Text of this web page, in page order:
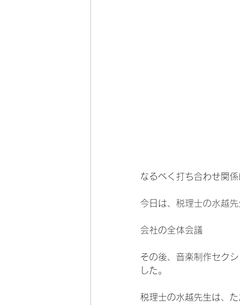
なるべく打ち合わせ関
今日は、 税理士の水越先
会社の全体会議
その後、音楽制作セクシ
した。
税理士の水越先生は、